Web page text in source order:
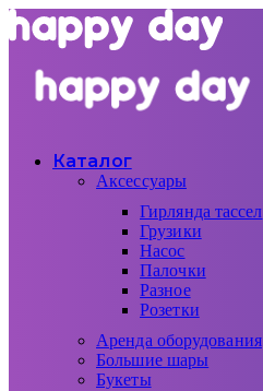
Каталог
Аксессуары
Гирлянда тассел
Грузики
Насос
Палочки
Разное
Розетки
Аренда оборудования
Большие шары
Букеты